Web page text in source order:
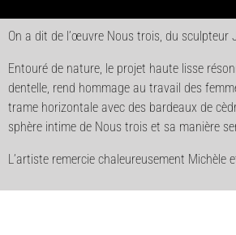
On a dit de l’œuvre Nous trois, du sculpteur
Entouré de nature, le projet haute lisse
dentelle, rend hommage au travail des
trame horizontale avec des bardeaux de
sphère intime de Nous trois et sa manière
L’artiste remercie chaleureusement